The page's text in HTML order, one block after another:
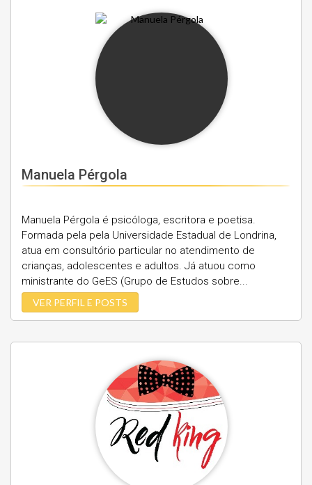
Manuela Pérgola
Manuela Pérgola é psicóloga, escritora e poetisa.
Formada pela pela Universidade Estadual de Londrina,
atua em consultório particular no atendimento de
crianças, adolescentes e adultos. Já atuou como
ministrante do GeES (Grupo de Estudos sobre...
VER PERFIL E POSTS